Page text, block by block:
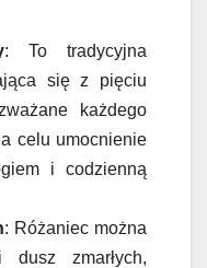
: To tradycyjna
się z pięciu
każdego
celu umocnienie
i codzienną
: Różaniec można
zmarłych,